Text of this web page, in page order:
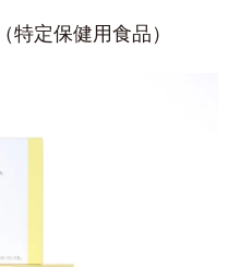
（特定保健用食品）